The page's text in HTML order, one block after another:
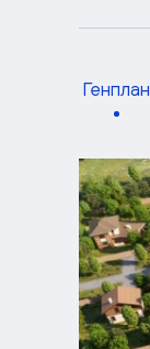
Генплан